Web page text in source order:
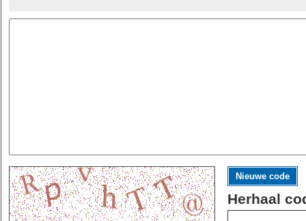
Nieuwe code
Herhaal